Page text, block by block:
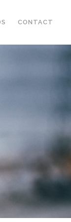
CONTACT